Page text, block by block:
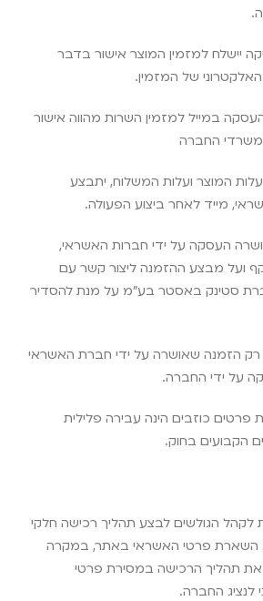
.
יישלח למזמין המוצר אישור בדבר
של המזמין.
במייל למזמין השרות מהווה אישור
החברה
עלות המוצר ועלות המשלוח, יתבצע
מייד לאחר ביצוע הפעולה.
העסקה על ידי חברות האשראי,
ועל מבצע ההזמנה ליצור קשר עם
סטינק באסטר בע”מ על מנת להסדיר
הזמנה שאושרה על ידי חברת האשראי
על ידי החברה.
פרטים כוזבים הינה עבירה פלילית
הקבועים בחוק.
הגולשים לבצע תהליך רכישה חלקי
השארת פרטי האשראי באתר, במקרה
את תהליך הרכישה במסירת פרטי
לנציג החברה.